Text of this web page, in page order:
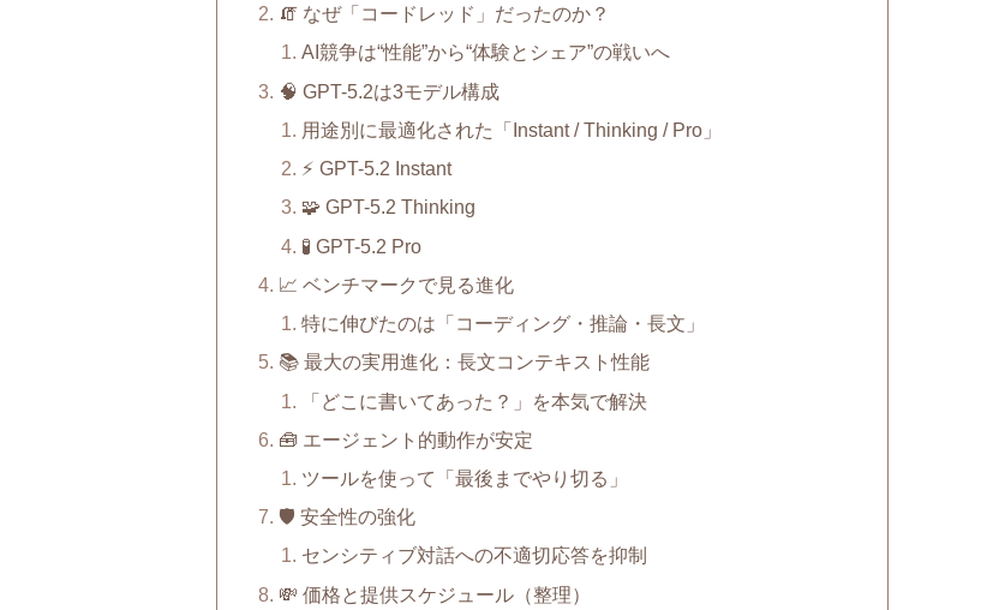
🧯 なぜ「コードレッド」だったのか？
AI競争は“性能”から“体験とシェア”の戦いへ
🧠 GPT-5.2は3モデル構成
用途別に最適化された「Instant / Thinking / Pro」
⚡ GPT-5.2 Instant
🧩 GPT-5.2 Thinking
🧪 GPT-5.2 Pro
📈 ベンチマークで見る進化
特に伸びたのは「コーディング・推論・長文」
📚 最大の実用進化：長文コンテキスト性能
「どこに書いてあった？」を本気で解決
🧰 エージェント的動作が安定
ツールを使って「最後までやり切る」
🛡️ 安全性の強化
センシティブ対話への不適切応答を抑制
💸 価格と提供スケジュール（整理）